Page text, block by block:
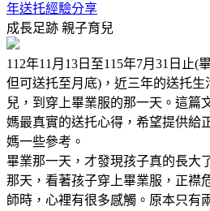
年送托經驗分享
成長足跡 親子育兒
112年11月13日至115年7月31日止(
但可送托至月底)，近三年的送托
兒，到穿上畢業服的那一天。這篇
媽最真實的送托心得，希望提供給
媽一些參考。
畢業那一天，才發現孩子真的長大
那天，看著孩子穿上畢業服，正襟
師時，心裡有很多感觸。原本只有